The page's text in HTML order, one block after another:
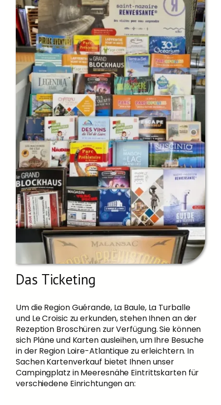
Das Ticketing
Um die Region Guérande, La Baule, La Turballe
und Le Croisic zu erkunden, stehen Ihnen an der
Rezeption Broschüren zur Verfügung. Sie können
sich Pläne und Karten ausleihen, um Ihre Besuche
in der Region Loire-Atlantique zu erleichtern. In
Sachen Kartenverkauf bietet Ihnen unser
Campingplatz in Meeresnähe Eintrittskarten für
verschiedene Einrichtungen an: